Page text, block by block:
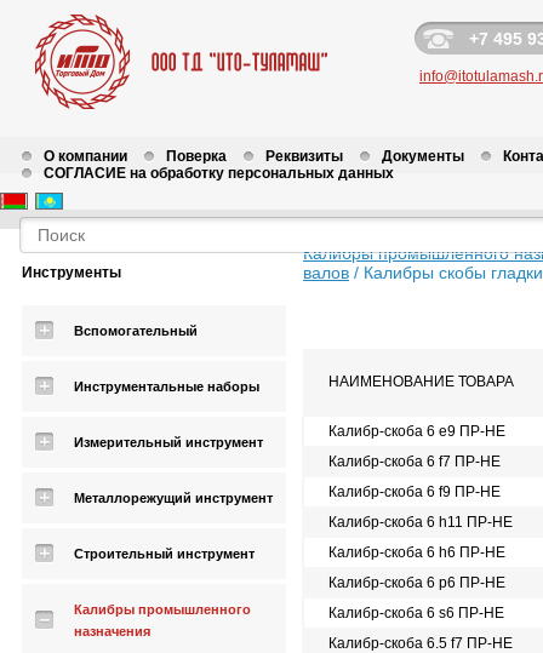
+7 495
О компании Поверка Реквизиты Документы
СОГЛАСИЕ на обработку персональных данных
Инструменты
Вспомогательный
Инструментальные наборы
Измерительный инструмент
Металлорежущий инструмент
Строительный инструмент
Калибры промышленного
назначения
Калибры промышленного
валов / Калибры скобы
НАИМЕНОВАНИЕ ТОВАРА
Калибр-скоба 6 e9 ПР-НЕ
Калибр-скоба 6 f7 ПР-НЕ
Калибр-скоба 6 f9 ПР-НЕ
Калибр-скоба 6 h11 ПР-НЕ
Калибр-скоба 6 h6 ПР-НЕ
Калибр-скоба 6 p6 ПР-НЕ
Калибр-скоба 6 s6 ПР-НЕ
Калибр-скоба 6.5 f7 ПР-НЕ